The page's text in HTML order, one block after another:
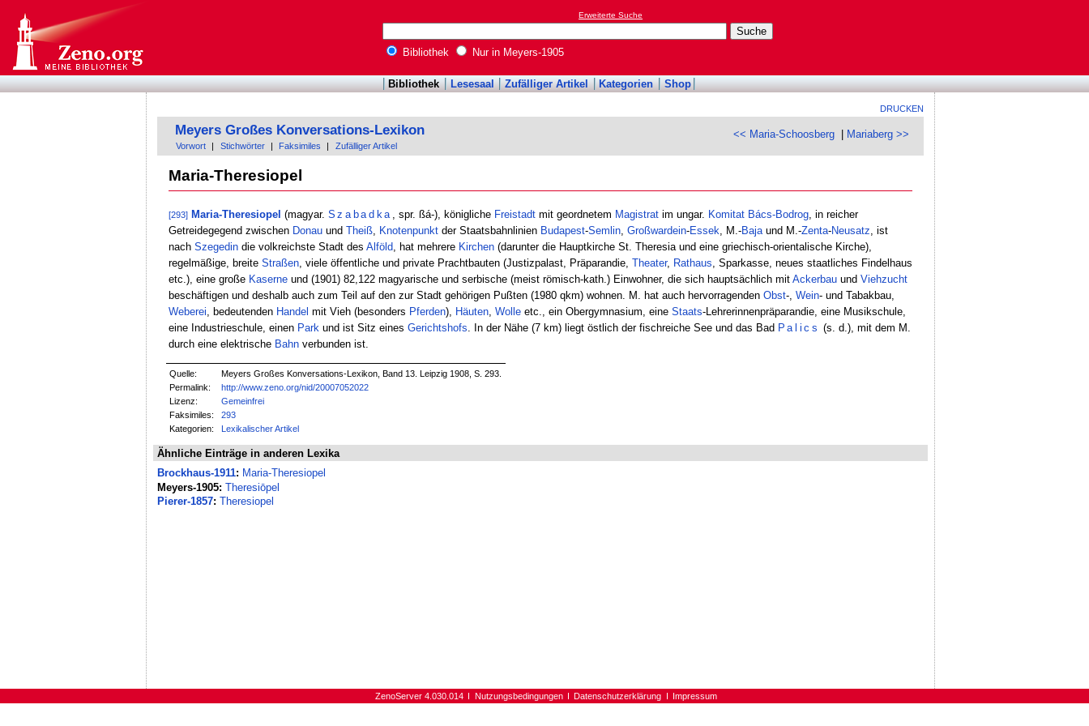
Erweiterte Suche
Bibliothek Nur in Meyers-1905
Bibliothek Lesesaal Zufälliger Artikel Kategorien Shop
DRUCKEN
<< Maria-Schoosberg Mariaberg >>
Meyers Großes Konversations-Lexikon
Vorwort Stichwörter Faksimiles Zufälliger Artikel
Maria-Theresiopel
[293] Maria-Theresiopel (magyar. Szabadka , spr. ßá-), königliche Freistadt mit geordnetem Magistrat im ungar. Komitat Bács-Bodrog , in reicher
Getreidegegend zwischen Donauund Theiß, Knotenpunktder Staatsbahnlinien Budapest-Semlin, Großwardein-Essek , M.-Bajaund M.-Zenta-Neusatz , ist
nach Szegedindie volkreichste Stadt des Alföld , hat mehrere Kirchen(darunter die Hauptkirche St. Theresia und eine griechisch-orientalische Kirche),
regelmäßige, breite Straßen, viele öffentliche und private Prachtbauten (Justizpalast, Präparandie, Theater, Rathaus , Sparkasse, neues staatliches Findelhaus
etc.), eine große Kaserneund (1901) 82,122 magyarische und serbische (meist römisch-kath.) Einwohner, die sich hauptsächlich mit Ackerbauund Viehzucht
beschäftigen und deshalb auch zum Teil auf den zur Stadt gehörigen Pußten (1980 qkm) wohnen. M. hat auch hervorragenden Obst-, Wein- und Tabakbau,
Weberei , bedeutenden Handel mit Vieh (besonders Pferden), Häuten, Wolleetc., ein Obergymnasium, eine Staats-Lehrerinnenpräparandie, eine Musikschule,
eine Industrieschule, einen Park und ist Sitz eines Gerichtshofs . In der Nähe (7 km) liegt östlich der fischreiche See und das Bad Palics (s. d.), mit dem M.
durch eine elektrische Bahnverbunden ist.
Quelle:
Meyers Großes Konversations-Lexikon, Band 13. Leipzig 1908, S. 293.
Permalink:
http://www.zeno.org/nid/20007052022
Lizenz:
Gemeinfrei
Faksimiles:
293
Kategorien:
Lexikalischer Artikel
Ähnliche Einträge in anderen Lexika
Brockhaus-1911: Maria-Theresiopel
Meyers-1905: Theresiōpel
Pierer-1857: Theresiopel
ZenoServer 4.030.014 Nutzungsbedingungen Datenschutzerklärung Impressum